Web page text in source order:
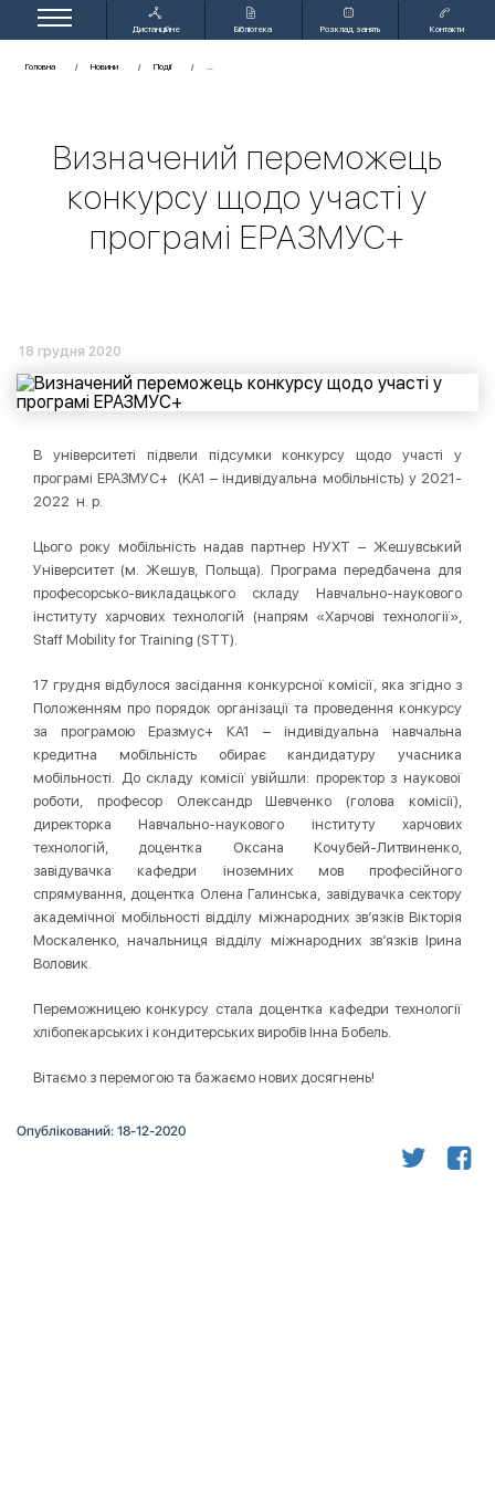
Дистанційне
Бібліотека Розклад занять Контакти
Головна Новини Події
Визначений переможець
конкурсу щодо участі у
програмі ЕРАЗМУС+
18 грудня 2020
В університеті підвели підсумки конкурсу щодо участі у
програмі ЕРАЗМУС+ (KA1 – індивідуальна мобільність) у 2021-
2022 н. р.
Цього року мобільність надав партнер НУХТ – Жешувський
Університет (м. Жешув, Польща). Програма передбачена для
професорсько-викладацького складу Навчально-наукового
інституту харчових технологій (напрям «Харчові технології»,
Staff Mobility for Training (STT).
17 грудня відбулося засідання конкурсної комісії, яка згідно з
Положенням про порядок організації та проведення конкурсу
за програмою Еразмус+ КА1 – індивідуальна навчальна
кредитна мобільність обирає кандидатуру учасника
мобільності. До складу комісії увійшли: проректор з наукової
роботи, професор Олександр Шевченко (голова комісії),
директорка Навчально-наукового інституту харчових
технологій, доцентка Оксана Кочубей-Литвиненко,
завідувачка кафедри іноземних мов професійного
спрямування, доцентка Олена Галинська, завідувачка сектору
академічної мобiльностi вiддiлу міжнародних зв’язків Вікторія
Москаленко, начальниця вiддiлу міжнародних зв’язків Ірина
Воловик.
Переможницею конкурсу стала доцентка кафедри технології
хлібопекарських і кондитерських виробів Інна Бобель.
Вітаємо з перемогою та бажаємо нових досягнень!
Опублікований: 18-12-2020